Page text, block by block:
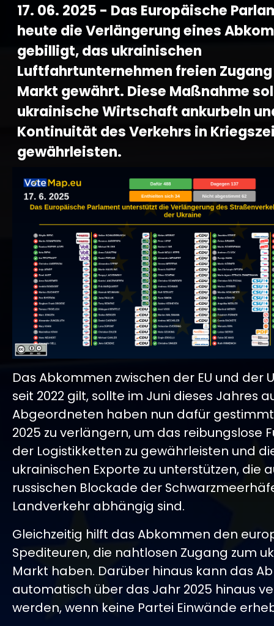
17. 06. 2025 - Das Europäische
heute die Verlängerung eines
gebilligt, das ukrainischen
Luftfahrtunternehmen freien Zugang
Markt gewährt. Diese Maßnahme
ukrainische Wirtschaft ankurbeln
Kontinuität des Verkehrs in
gewährleisten.
Das Abkommen zwischen der EU und der
seit 2022 gilt, sollte im Juni dieses Jahres
Abgeordneten haben nun dafür
2025 zu verlängern, um das reibungslose
der Logistikketten zu gewährleisten und
ukrainischen Exporte zu unterstützen, die
russischen Blockade der
Landverkehr abhängig sind.
Gleichzeitig hilft das Abkommen den
Spediteuren, die nahtlosen Zugang zum
Markt haben. Darüber hinaus kann das
automatisch über das Jahr 2025 hinaus
werden, wenn keine Partei Einwände